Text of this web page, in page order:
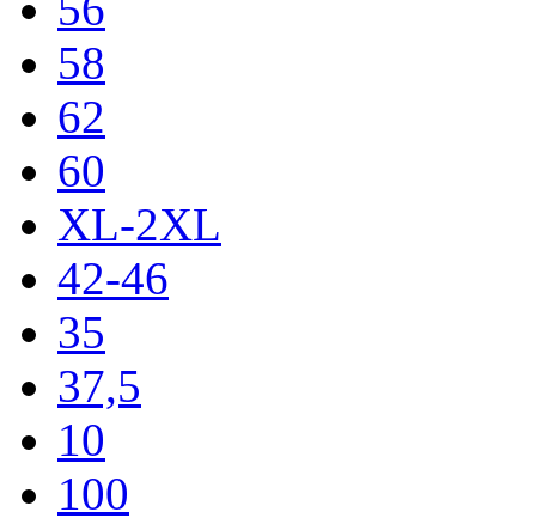
58
62
60
XL-2XL
42-46
35
37,5
10
100